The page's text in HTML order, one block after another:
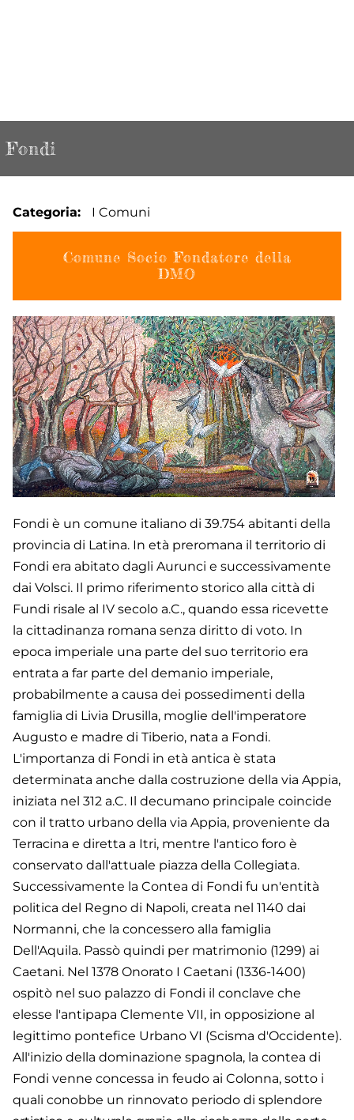
Fondi
Categoria I Comuni
Comune Socio Fondatore della
DMO
Fondi è un comune italiano di 39.754 abitanti della
provincia di Latina. In età preromana il territorio di
Fondi era abitato dagli Aurunci e successivamente
dai Volsci. Il primo riferimento storico alla città di
Fundi risale al IV secolo a.C., quando essa ricevette
la cittadinanza romana senza diritto di voto. In
epoca imperiale una parte del suo territorio era
entrata a far parte del demanio imperiale,
probabilmente a causa dei possedimenti della
famiglia di Livia Drusilla, moglie dell'imperatore
Augusto e madre di Tiberio, nata a Fondi.
L'importanza di Fondi in età antica è stata
determinata anche dalla costruzione della via Appia,
iniziata nel 312 a.C. Il decumano principale coincide
con il tratto urbano della via Appia, proveniente da
Terracina e diretta a Itri, mentre l'antico foro è
conservato dall'attuale piazza della Collegiata.
Successivamente la Contea di Fondi fu un'entità
politica del Regno di Napoli, creata nel 1140 dai
Normanni, che la concessero alla famiglia
Dell'Aquila. Passò quindi per matrimonio (1299) ai
Caetani. Nel 1378 Onorato I Caetani (1336-1400)
ospitò nel suo palazzo di Fondi il conclave che
elesse l'antipapa Clemente VII, in opposizione al
legittimo pontefice Urbano VI (Scisma d'Occidente).
All'inizio della dominazione spagnola, la contea di
Fondi venne concessa in feudo ai Colonna, sotto i
quali conobbe un rinnovato periodo di splendore